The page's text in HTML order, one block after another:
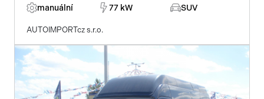
manuální
77 kW SUV
AUTOIMPORTcz s.r.o.